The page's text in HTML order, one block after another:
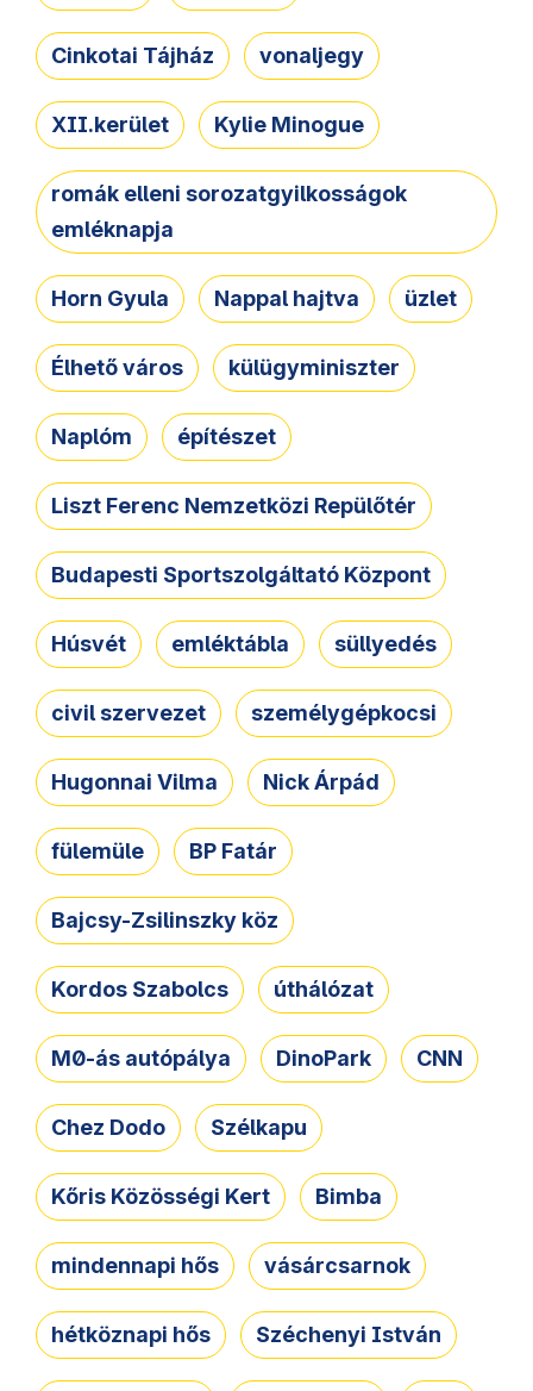
Cinkotai Tájház vonaljegy
XII.kerület Kylie Minogue
romák elleni sorozatgyilkosságok
emléknapja
Horn Gyula Nappal hajtva üzlet
Élhető város külügyminiszter
Naplóm építészet
Liszt Ferenc Nemzetközi Repülőtér
Budapesti Sportszolgáltató Központ
Húsvét emléktábla süllyedés
civil szervezet személygépkocsi
Hugonnai Vilma Nick Árpád
fülemüle BP Fatár
Bajcsy-Zsilinszky köz
Kordos Szabolcs úthálózat
M0-ás autópálya DinoPark CNN
Chez Dodo Szélkapu
Kőris Közösségi Kert Bimba
mindennapi hős vásárcsarnok
hétköznapi hős Széchenyi István